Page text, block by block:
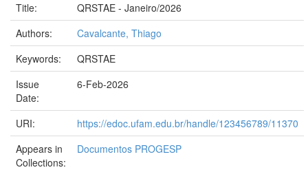
Title:
QRSTAE - Janeiro/2026
Authors:
Cavalcante, Thiago
Keywords:
QRSTAE
Issue
Date:
6-Feb-2026
URI:
https://edoc.ufam.edu.br/handle/123456789/11370
Appears in
Collections:
Documentos PROGESP